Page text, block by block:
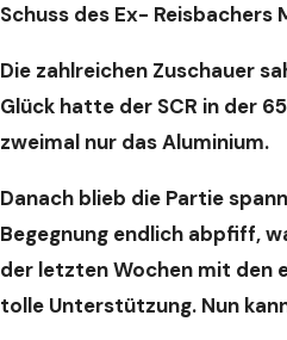
Schuss des Ex-
Die zahlreichen Zuschauer
Glück hatte der SCR in der
zweimal nur das Aluminium.
Danach blieb die Partie
Begegnung endlich abpfiff,
der letzten Wochen mit den
tolle Unterstützung. Nun